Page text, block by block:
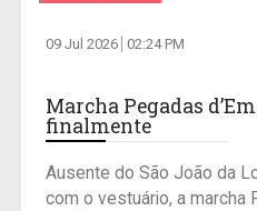
09 Jul 2026 02:24 PM
Marcha Pegadas
finalmente
Ausente do São João da
com o vestuário, a marcha